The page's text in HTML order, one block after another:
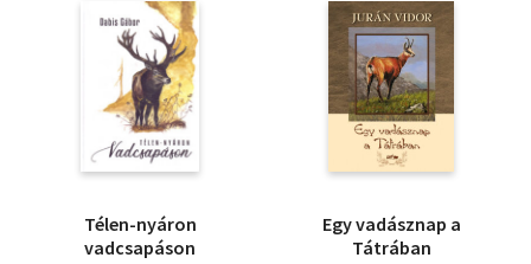
Télen-nyáron
vadcsapáson
Egy vadásznap a
Tátrában